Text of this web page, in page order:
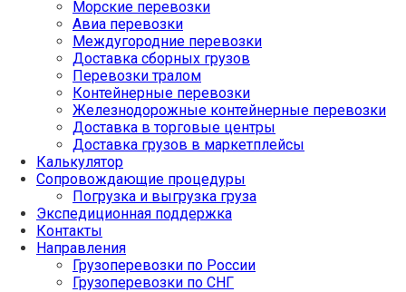
Морские перевозки
Авиа перевозки
Междугородние перевозки
Доставка сборных грузов
Перевозки тралом
Контейнерные перевозки
Железнодорожные контейнерные перевозки
Доставка в торговые центры
Доставка грузов в маркетплейсы
Калькулятор
Сопровождающие процедуры
Погрузка и выгрузка груза
Экспедиционная поддержка
Контакты
Направления
Грузоперевозки по России
Грузоперевозки по СНГ